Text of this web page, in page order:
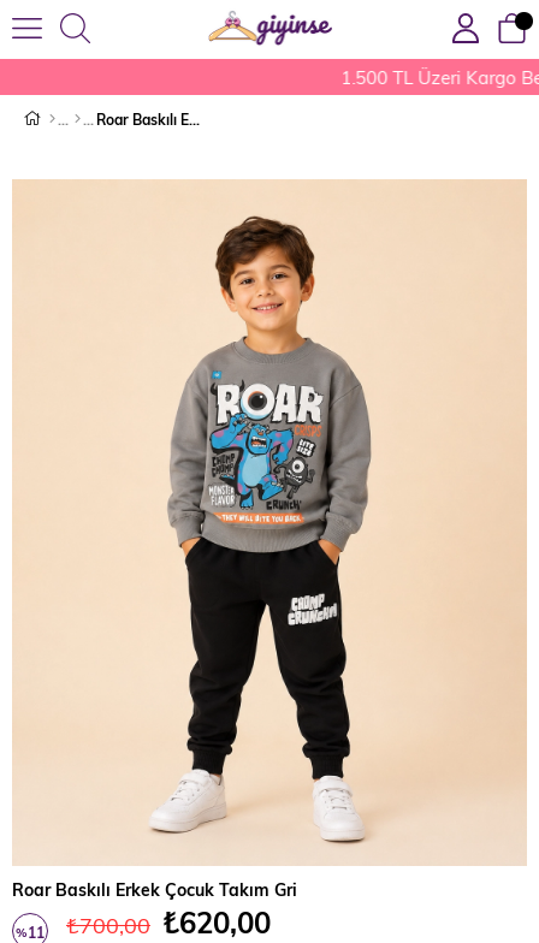
1.500 TL Üzeri Kargo
Roar Baskılı Erkek Çocuk Takım Gri
Roar Baskılı Erkek Çocuk Takım Gri
%11 ₺700,00 ₺620,00